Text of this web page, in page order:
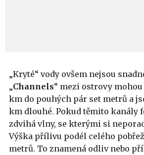
„Kryté“ vody ovšem nejsou
„Channels“ mezi ostrovy
km do pouhých pár set metrů a
km dlouhé. Pokud těmito kanály
zdvihá vlny, se kterými si
Výška přílivu podél celého
metrů. To znamená odliv nebo